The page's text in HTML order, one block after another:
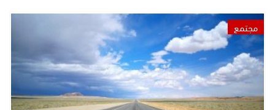
مجتمع